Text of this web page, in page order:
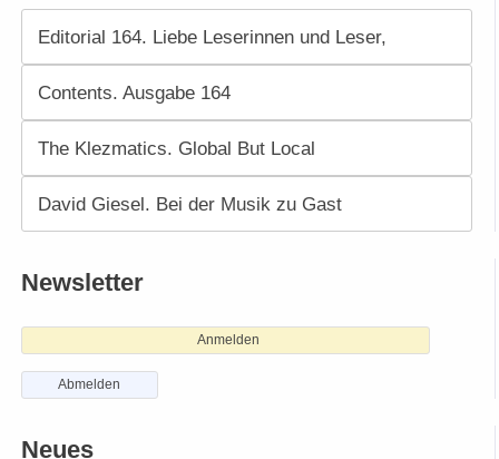
Editorial 164. Liebe Leserinnen und Leser,
Contents. Ausgabe 164
The Klezmatics. Global But Local
David Giesel. Bei der Musik zu Gast
Newsletter
Anmelden
Abmelden
Neues